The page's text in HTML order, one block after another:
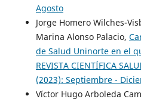
Agosto
Jorge Homero Wilches-
Marina Alonso Palacio,
de Salud Uninorte en el
REVISTA CIENTÍFICA
(2023): Septiembre -
Víctor Hugo Arboleda